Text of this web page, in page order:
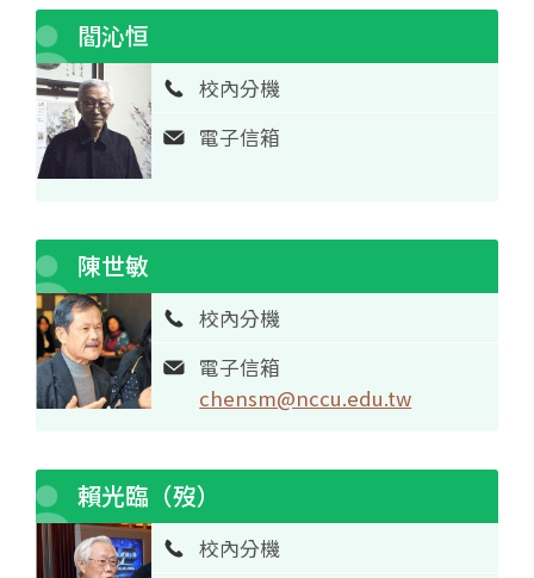
閻沁恒
校內分機
電子信箱
陳世敏
校內分機
電子信箱
chensm@nccu.edu.tw
賴光臨（歿）
校內分機